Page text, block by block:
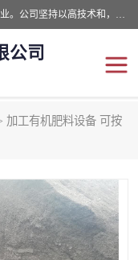
诸城汇泽机械有限公司是一家高新技术设备制造企业。公司坚持以高技术和，高服务于用户，以的环保机械制造设备赢的用户的信赖。现在主要生产死亡畜禽无害化处理和立式和卧式有机肥设备，搅拌机，烘干机，高温发酵机等。污水处理设备，固液分离机。气浮机，化制机等。公司秉承品质，用户至上，科技创新的经营理。
公司
加工有机肥料设备 可按
设备
干酶体机